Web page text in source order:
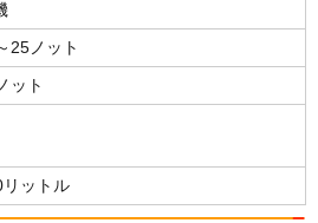
25ノット
ット
ットル